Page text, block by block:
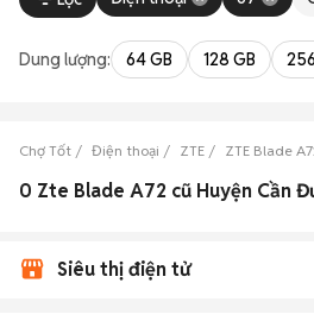
Dung lượng: 64 GB 128 GB
Chợ Tốt Điện thoại ZTE ZTE Blade
0 Zte Blade A72 cũ Huyện Cần
Siêu thị điện tử